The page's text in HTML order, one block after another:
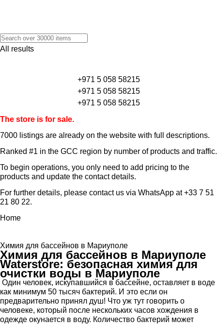
All results
+971 5 058 58215
+971 5 058 58215
+971 5 058 58215
The store is for sale.
7000 listings are already on the website with full descriptions.
Ranked #1 in the GCC region by number of products and traffic.
To begin operations, you only need to add pricing to the
products and update the contact details.
For further details, please contact us via WhatsApp at+33 7 51
21 80 22.
Home
Химия для бассейнов в Мариуполе
Химия для бассейнов в Мариуполе
Waterstore: безопасная химия для
очистки воды в Мариуполе
Один человек, искупавшийся в бассейне, оставляет в воде
как минимум 50 тысяч бактерий. И это если он
предварительно принял душ! Что уж тут говорить о
человеке, который после нескольких часов хождения в
одежде окунается в воду. Количество бактерий может